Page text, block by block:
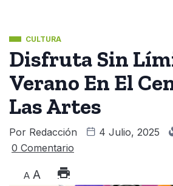
CULTURA
Disfruta Sin
Verano En El
Las Artes
Por Redacción 4 Julio, 2025
0 Comentario
A A